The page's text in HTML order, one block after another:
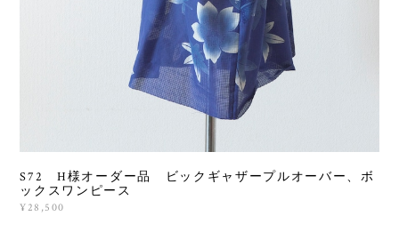
S72 H様オーダー品 ビックギャザープルオーバー、ボ
ックスワンピース
¥28,500